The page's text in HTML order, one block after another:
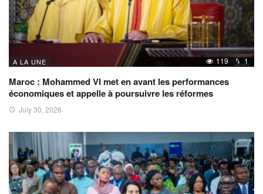
A LA UNE 119 1
Maroc : Mohammed VI met en avant les performances
économiques et appelle à poursuivre les réformes
July 30, 2026